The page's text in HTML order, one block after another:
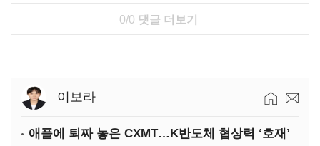
0/0 댓글 더보기
이보라
애플에 퇴짜 놓은 CXMT…K반도체 협상력 ‘호재’